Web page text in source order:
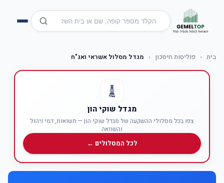
בית › פוליסות חיסכון › מגדל מסלול אשראי ואג"ח
מגדל שוקי הון
צפו בכל מסלולי ההשקעה של מגדל שוקי הון — תשואות, דמי ניהול
והשוואה
לכל המסלולים ←